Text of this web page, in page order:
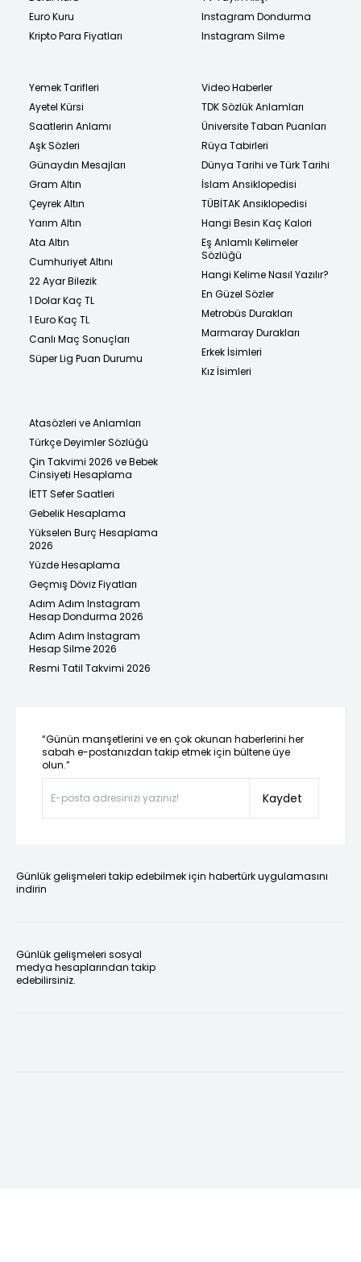
Euro Kuru
Kripto Para Fiyatları
Instagram Dondurma
Instagram Silme
Yemek Tarifleri
Ayetel Kürsi
Saatlerin Anlamı
Aşk Sözleri
Günaydın Mesajları
Gram Altın
Çeyrek Altın
Yarım Altın
Ata Altın
Cumhuriyet Altını
22 Ayar Bilezik
1 Dolar Kaç TL
1 Euro Kaç TL
Canlı Maç Sonuçları
Süper Lig Puan Durumu
Video Haberler
TDK Sözlük Anlamları
Üniversite Taban Puanları
Rüya Tabirleri
Dünya Tarihi ve Türk Tarihi
İslam Ansiklopedisi
TÜBİTAK Ansiklopedisi
Hangi Besin Kaç Kalori
Eş Anlamlı Kelimeler
Sözlüğü
Hangi Kelime Nasıl Yazılır?
En Güzel Sözler
Metrobüs Durakları
Marmaray Durakları
Erkek İsimleri
Kız İsimleri
Atasözleri ve Anlamları
Türkçe Deyimler Sözlüğü
Çin Takvimi 2026 ve Bebek
Cinsiyeti Hesaplama
İETT Sefer Saatleri
Gebelik Hesaplama
Yükselen Burç Hesaplama
2026
Yüzde Hesaplama
Geçmiş Döviz Fiyatları
Adım Adım Instagram
Hesap Dondurma 2026
Adım Adım Instagram
Hesap Silme 2026
Resmi Tatil Takvimi 2026
“Günün manşetlerini ve en çok okunan haberlerini her
sabah e-postanızdan takip etmek için bültene üye
olun.”
Kaydet
Günlük gelişmeleri takip edebilmek için habertürk uygulamasını
indirin
Günlük gelişmeleri sosyal
medya hesaplarından takip
edebilirsiniz.